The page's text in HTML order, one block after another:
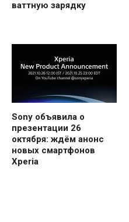
ваттную зарядку
Sony объявила о
презентации 26
октября: ждём анонс
новых смартфонов
Xperia